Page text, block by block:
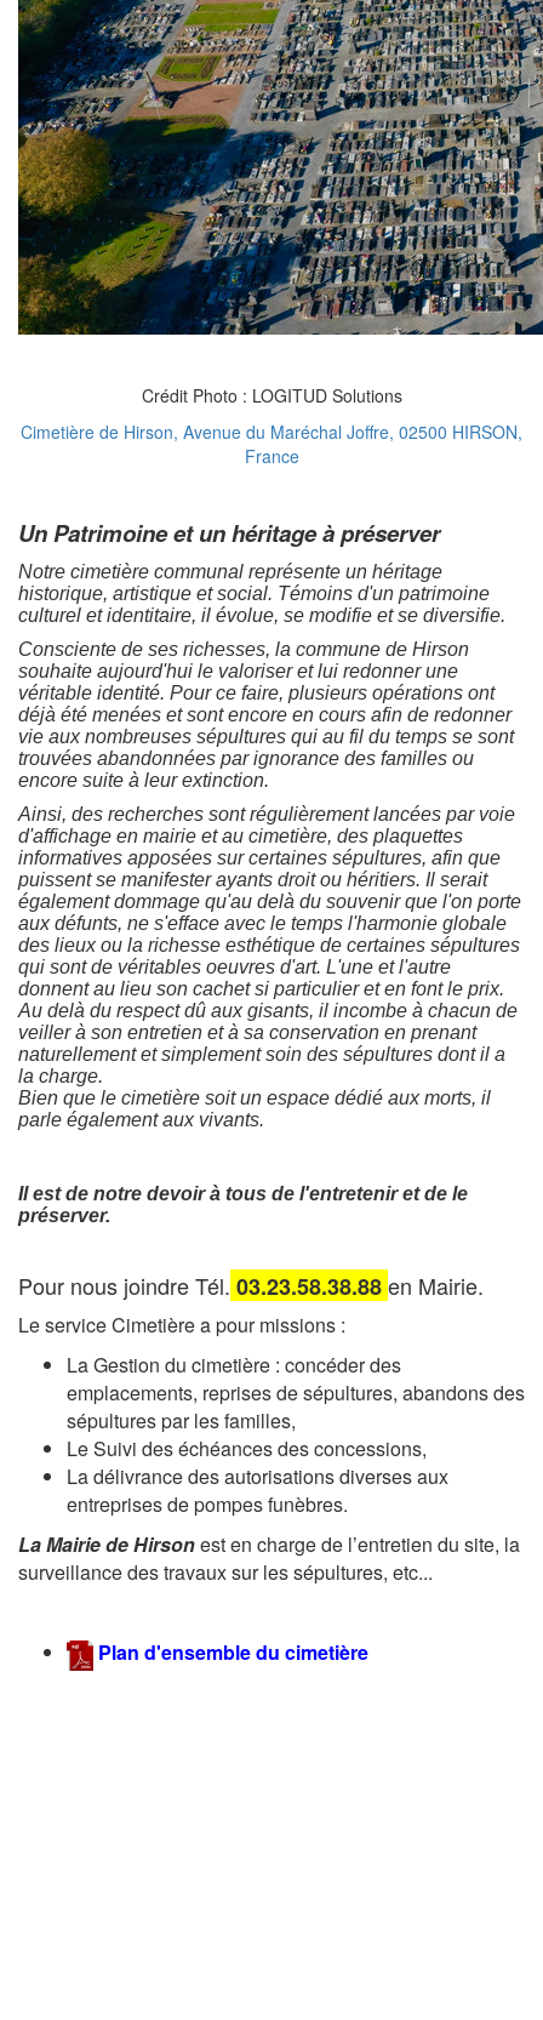
Crédit Photo : LOGITUD Solutions
Cimetière de Hirson, Avenue du Maréchal Joffre, 02500 HIRSON,
France
Un Patrimoine et un héritage à préserver
Notre cimetière communal représente un héritage
historique, artistique et social. Témoins d'un patrimoine
culturel et identitaire, il évolue, se modifie et se diversifie.
Consciente de ses richesses, la commune de Hirson
souhaite aujourd'hui le valoriser et lui redonner une
véritable identité. Pour ce faire, plusieurs opérations ont
déjà été menées et sont encore en cours afin de redonner
vie aux nombreuses sépultures qui au fil du temps se sont
trouvées abandonnées par ignorance des familles ou
encore suite à leur extinction.
Ainsi, des recherches sont régulièrement lancées par voie
d'affichage en mairie et au cimetière, des plaquettes
informatives apposées sur certaines sépultures, afin que
puissent se manifester ayants droit ou héritiers. Il serait
également dommage qu'au delà du souvenir que l'on porte
aux défunts, ne s'efface avec le temps l'harmonie globale
des lieux ou la richesse esthétique de certaines sépultures
qui sont de véritables oeuvres d'art. L'une et l'autre
donnent au lieu son cachet si particulier et en font le prix.
Au delà du respect dû aux gisants, il incombe à chacun de
veiller à son entretien et à sa conservation en prenant
naturellement et simplement soin des sépultures dont il a
la charge.
Bien que le cimetière soit un espace dédié aux morts, il
parle également aux vivants.
Il est de notre devoir à tous de l'entretenir et de le
préserver.
Pour nous joindre Tél. 03.23.58.38.88en Mairie.
Le service Cimetière a pour missions :
La Gestion du cimetière : concéder des
emplacements, reprises de sépultures, abandons des
sépultures par les familles,
Le Suivi des échéances des concessions,
La délivrance des autorisations diverses aux
entreprises de pompes funèbres.
La Mairie deHirsonest en charge de l’entretien du site, la
surveillance des travaux sur les sépultures, etc...
Plan d'ensemble du cimetière